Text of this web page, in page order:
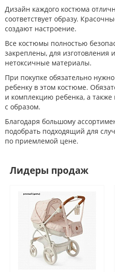
Дизайн каждого костюма
соответствует образу.
создают настроение.
Все костюмы полностью
закреплены, для изготовления
нетоксичные материалы.
При покупке обязательно
ребенку в этом костюме.
и комплекцию ребенка, а
с образом.
Благодаря большому
подобрать подходящий для
по приемлемой цене.
Лидеры продаж